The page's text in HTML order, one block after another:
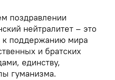
поздравлении
нейтралитет – это
поддержанию мира
и братских
единству,
гуманизма.